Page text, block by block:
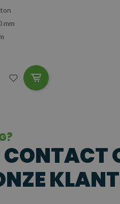
mm
CONTACT